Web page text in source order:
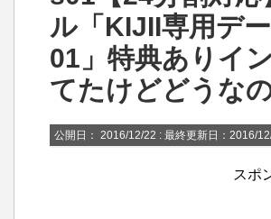
ル「KIJII専用デ
01」特典ありイ
てたけどどうな
公開日： 2016/12/22 : 最終更新日：2016/
スポ